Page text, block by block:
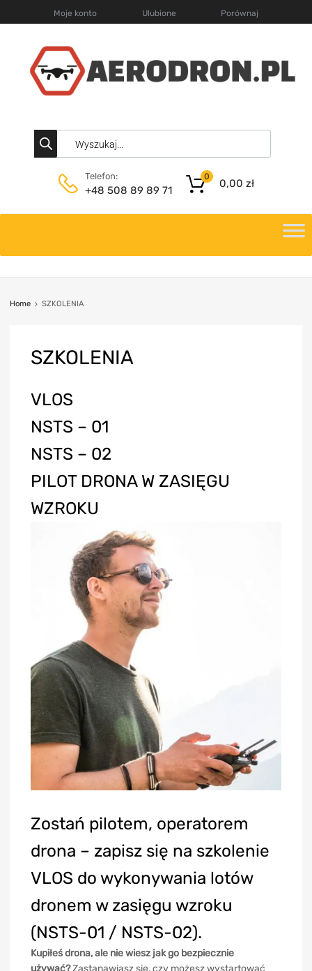
Moje konto Ulubione Porównaj
Telefon:
+48 508 89 89 71
0,00 zł
0
Home SZKOLENIA
SZKOLENIA
VLOS
NSTS – 01
NSTS – 02
PILOT DRONA W ZASIĘGU
WZROKU
Zostań pilotem, operatorem
drona – zapisz się na szkolenie
VLOS do wykonywania lotów
dronem w zasięgu wzroku
(NSTS-01 / NSTS-02).
Kupiłeś drona, ale nie wiesz jak go bezpiecznie
używać?Zastanawiasz się, czy możesz wystartować